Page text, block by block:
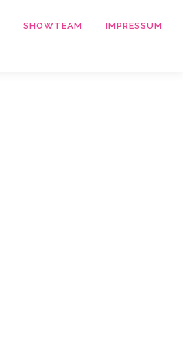
SHOWTEAM IMPRESSUM